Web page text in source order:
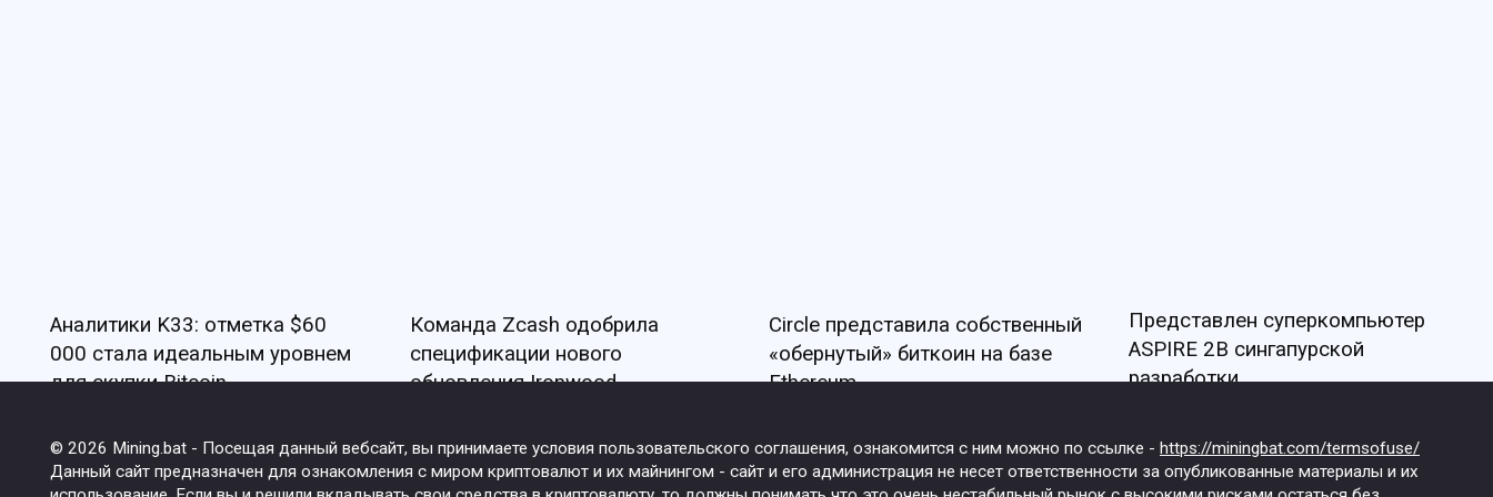
Аналитики K33: отметка $60
000 стала идеальным уровнем
для скупки Bitcoin
Команда Zcash одобрила
спецификации нового
обновления Ironwood
Circle представила собственный
«обернутый» биткоин на базе
Ethereum
Представлен суперкомпьютер
ASPIRE 2B сингапурской
разработки
© 2026 Mining.bat - Посещая данный вебсайт, вы принимаете условия пользовательского соглашения, ознакомится с ним можно по ссылке - https://miningbat.com/termsofuse/
Данный сайт предназначен для ознакомления с миром криптовалют и их майнингом - сайт и его администрация не несет ответственности за опубликованные материалы и их